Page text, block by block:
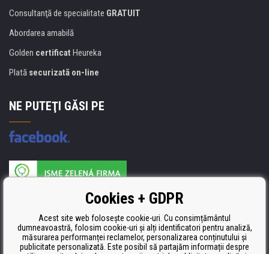
Consultanţă de specialitate GRATUIT
Abordarea amabilă
Golden certificat Heureka
Plată securizată on-line
NE PUTEŢI GĂSI PE
Producătorul umpluturii de rezervă este certificat
ISO 9001, ISO 14001 şi STMC.Cookies + GDPR
Acest site web folosește cookie-uri. Cu consimțământul
dumneavoastră, folosim cookie-uri și alți identificatori pentru analiză,
măsurarea performanței reclamelor, personalizarea conținutului și
publicitate personalizată. Este posibil să partajăm informații despre